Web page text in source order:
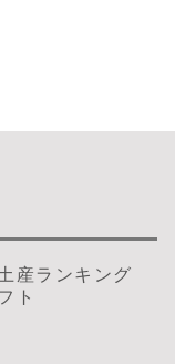
産ランキング
ト